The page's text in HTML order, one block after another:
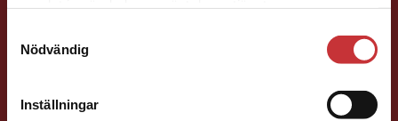
Nödvändig
Inställningar
studentlitteratur.se via en enhet utanför Sverige.
Vi erbjuder inte leveranser utanför Sverige. För
att kunna slutföra ett köp måste